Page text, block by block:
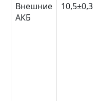
Внешние
АКБ
10,5±0,3